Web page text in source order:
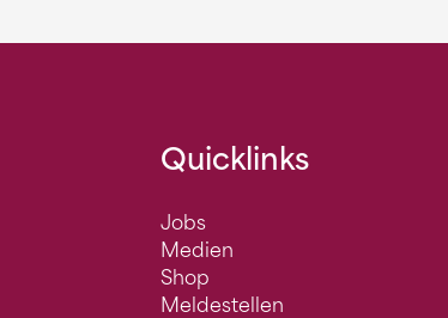
Quicklinks
Jobs
Medien
Shop
Meldestellen